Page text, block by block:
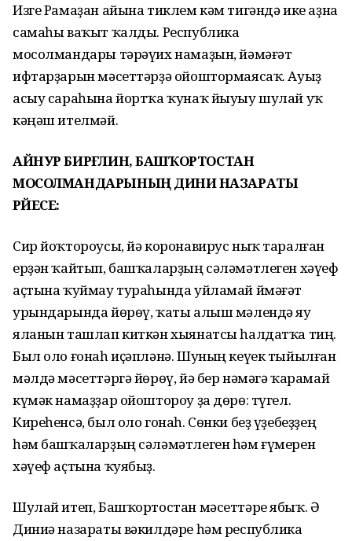
Изге Рамаҙан айына тиклем кәм тигәндә ике аҙна
самаһы ваҡыт ҡалды. Республика
мосолмандары тәрәүих намаҙын, йәмәғәт
ифтарҙарын мәсеттәрҙә ойоштормаясаҡ. Ауыҙ
асыу сараһына йортҡа ҡунаҡ йыуыу шулай уҡ
кәңәш ителмәй.
АЙНУР БИРҒӘЛИН, БАШҠОРТОСТАН
МОСОЛМАНДАРЫНЫҢ ДИНИӘ НАЗАРАТЫ
РӘЙЕСЕ:
Сир йоҡтороусы, йә коронавирус ныҡ таралған
ерҙән ҡайтып, башҡаларҙың сәләмәтлеген хәүеф
аҫтына ҡуймау тураһында уйламай ймәғәт
урындарында йөрөү, ҡаты алыш мәлендә яу
яланын ташлап киткән хыянатсы һалдатҡа тиң.
Был оло ғонаһ иҫәпләнә. Шуның кеүек тыйылған
мәлдә мәсеттәргә йөрөү, йә бер нәмәгә ҡарамай
күмәк намаҙҙар ойоштороу ҙа дөрө: түгел.
Киреһенсә, был оло гонаһ. Сөнки беҙ үҙебеҙҙең
һәм башҡаларҙың сәләмәтлеген һәм ғүмерен
хәүеф аҫтына ҡуябыҙ.
Шулай итеп, Башҡортостан мәсеттәре ябыҡ. Ә
Диниә назараты вәкилдәре һәм республика